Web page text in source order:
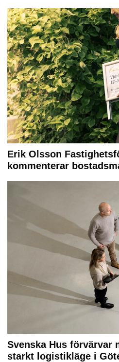
Erik Olsson
kommenterar
Svenska Hus förvärvar
starkt logistikläge i